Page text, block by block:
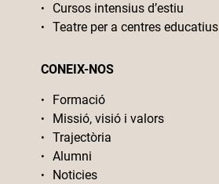
Cursos intensius d’estiu
Teatre per a centres educatius
CONEIX-NOS
Formació
Missió, visió i valors
Trajectòria
Alumni
Noticies